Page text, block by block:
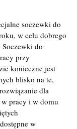
soczewki do
w celu dobrego
do
przy
konieczne jest
blisko na te,
dla
w pracy i w domu
w